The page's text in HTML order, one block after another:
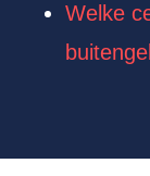
Welke